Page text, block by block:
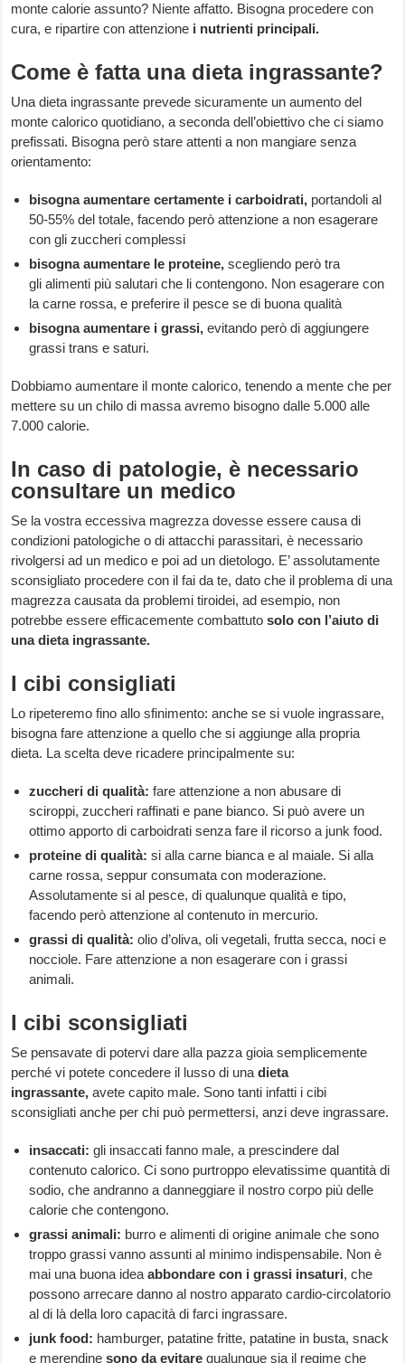
monte calorie assunto? Niente affatto. Bisogna procedere con
cura, e ripartire con attenzione i nutrienti principali.
Come è fatta una dieta ingrassante?
Una dieta ingrassante prevede sicuramente un aumento del
monte calorico quotidiano, a seconda dell’obiettivo che ci siamo
prefissati. Bisogna però stare attenti a non mangiare senza
orientamento:
bisogna aumentare certamente i carboidrati, portandoli al
50-55% del totale, facendo però attenzione a non esagerare
con gli zuccheri complessi
bisogna aumentare le proteine,scegliendo però tra
gli alimenti più salutari che li contengono. Non esagerare con
la carne rossa, e preferire il pesce se di buona qualità
bisogna aumentare i grassi,evitando però di aggiungere
grassi trans e saturi.
Dobbiamo aumentare il monte calorico, tenendo a mente che per
mettere su un chilo di massa avremo bisogno dalle 5.000 alle
7.000 calorie.
In caso di patologie, è necessario
consultare un medico
Se la vostra eccessiva magrezza dovesse essere causa di
condizioni patologiche o di attacchi parassitari, è necessario
rivolgersi ad un medico e poi ad un dietologo. E’ assolutamente
sconsigliato procedere con il fai da te, dato che il problema di una
magrezza causata da problemi tiroidei, ad esempio, non
potrebbe essere efficacemente combattutosolo con l’aiuto di
una dieta ingrassante.
I cibi consigliati
Lo ripeteremo fino allo sfinimento: anche se si vuole ingrassare,
bisogna fare attenzione a quello che si aggiunge alla propria
dieta. La scelta deve ricadere principalmente su:
zuccheri di qualità:fare attenzione a non abusare di
sciroppi, zuccheri raffinati e pane bianco. Si può avere un
ottimo apporto di carboidrati senza fare il ricorso a junk food.
proteine di qualità:si alla carne bianca e al maiale. Si alla
carne rossa, seppur consumata con moderazione.
Assolutamente si al pesce, di qualunque qualità e tipo,
facendo però attenzione al contenuto in mercurio.
grassi di qualità:olio d’oliva, oli vegetali, frutta secca, noci e
nocciole. Fare attenzione a non esagerare con i grassi
animali.
I cibi sconsigliati
Se pensavate di potervi dare alla pazza gioia semplicemente
perché vi potete concedere il lusso di unadieta
ingrassante,avete capito male. Sono tanti infatti i cibi
sconsigliati anche per chi può permettersi, anzi deve ingrassare.
insaccati:gli insaccati fanno male, a prescindere dal
contenuto calorico. Ci sono purtroppo elevatissime quantità di
sodio, che andranno a danneggiare il nostro corpo più delle
calorie che contengono.
grassi animali: burro e alimenti di origine animale che sono
troppo grassi vanno assunti al minimo indispensabile. Non è
mai una buona ideaabbondare con i grassi insaturi, che
possono arrecare danno al nostro apparato cardio-circolatorio
al di là della loro capacità di farci ingrassare.
junk food: hamburger, patatine fritte, patatine in busta, snack
e merendinesono da evitarequalunque sia il regime che